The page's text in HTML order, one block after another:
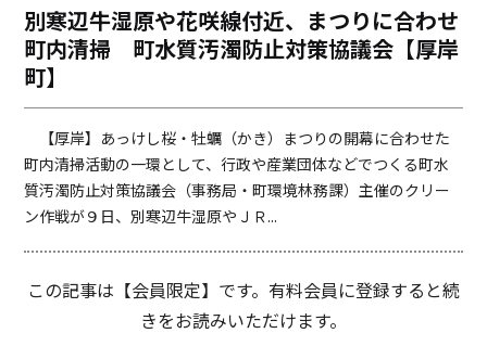
o
o
k
i
n
別寒辺牛湿原や花咲線付近、まつりに合わせ
町内清掃 町水質汚濁防止対策協議会【厚岸
町】
【厚岸】あっけし桜・牡蠣（かき）まつりの開幕に合わせた
町内清掃活動の一環として、行政や産業団体などでつくる町水
質汚濁防止対策協議会（事務局・町環境林務課）主催のクリー
ン作戦が９日、別寒辺牛湿原やＪＲ...
この記事は【会員限定】です。有料会員に登録すると続
きをお読みいただけます。